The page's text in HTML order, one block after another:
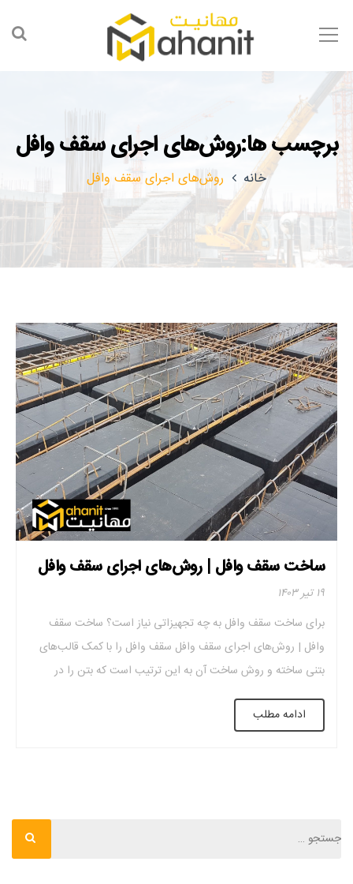
برچسب ها:روش‌های اجرای سقف وافل
خانه روش‌های اجرای سقف وافل
ساخت سقف وافل | روش‌های اجرای سقف وافل
۱۹ تیر ۱۴۰۳
برای ساخت سقف وافل به چه تجهیزاتی نیاز است؟ ساخت سقف
وافل | روش‌های اجرای سقف وافل سقف وافل را با کمک قالب‌های
بتنی ساخته و روش ساخت آن به این ترتیب است که بتن‌ را در
قالب‌هایی از جنس چوب، پلاستیک، فلز و ..‌. می‌ریزند و با انجام
عملیاتی تسطیح می‌کنند تا شکل وافل […]
ادامه مطلب